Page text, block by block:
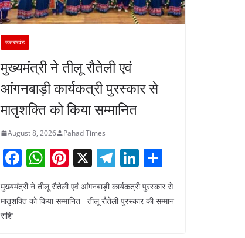
उत्तराखंड
मुख्यमंत्री ने तीलू रौतेली एवं
आंगनबाड़ी कार्यकत्री पुरस्कार से
मातृशक्ति को किया सम्मानित
August 8, 2026 Pahad Times
F
a
c
W
h
at
Pi
nt
er
X T
el
e
gr
Li
n
k
h
ar
मुख्यमंत्री ने तीलू रौतेली एवं आंगनबाड़ी कार्यकत्री पुरस्कार से
मातृशक्ति को किया सम्मानित तीलू रौतेली पुरस्कार की सम्मान
राशि